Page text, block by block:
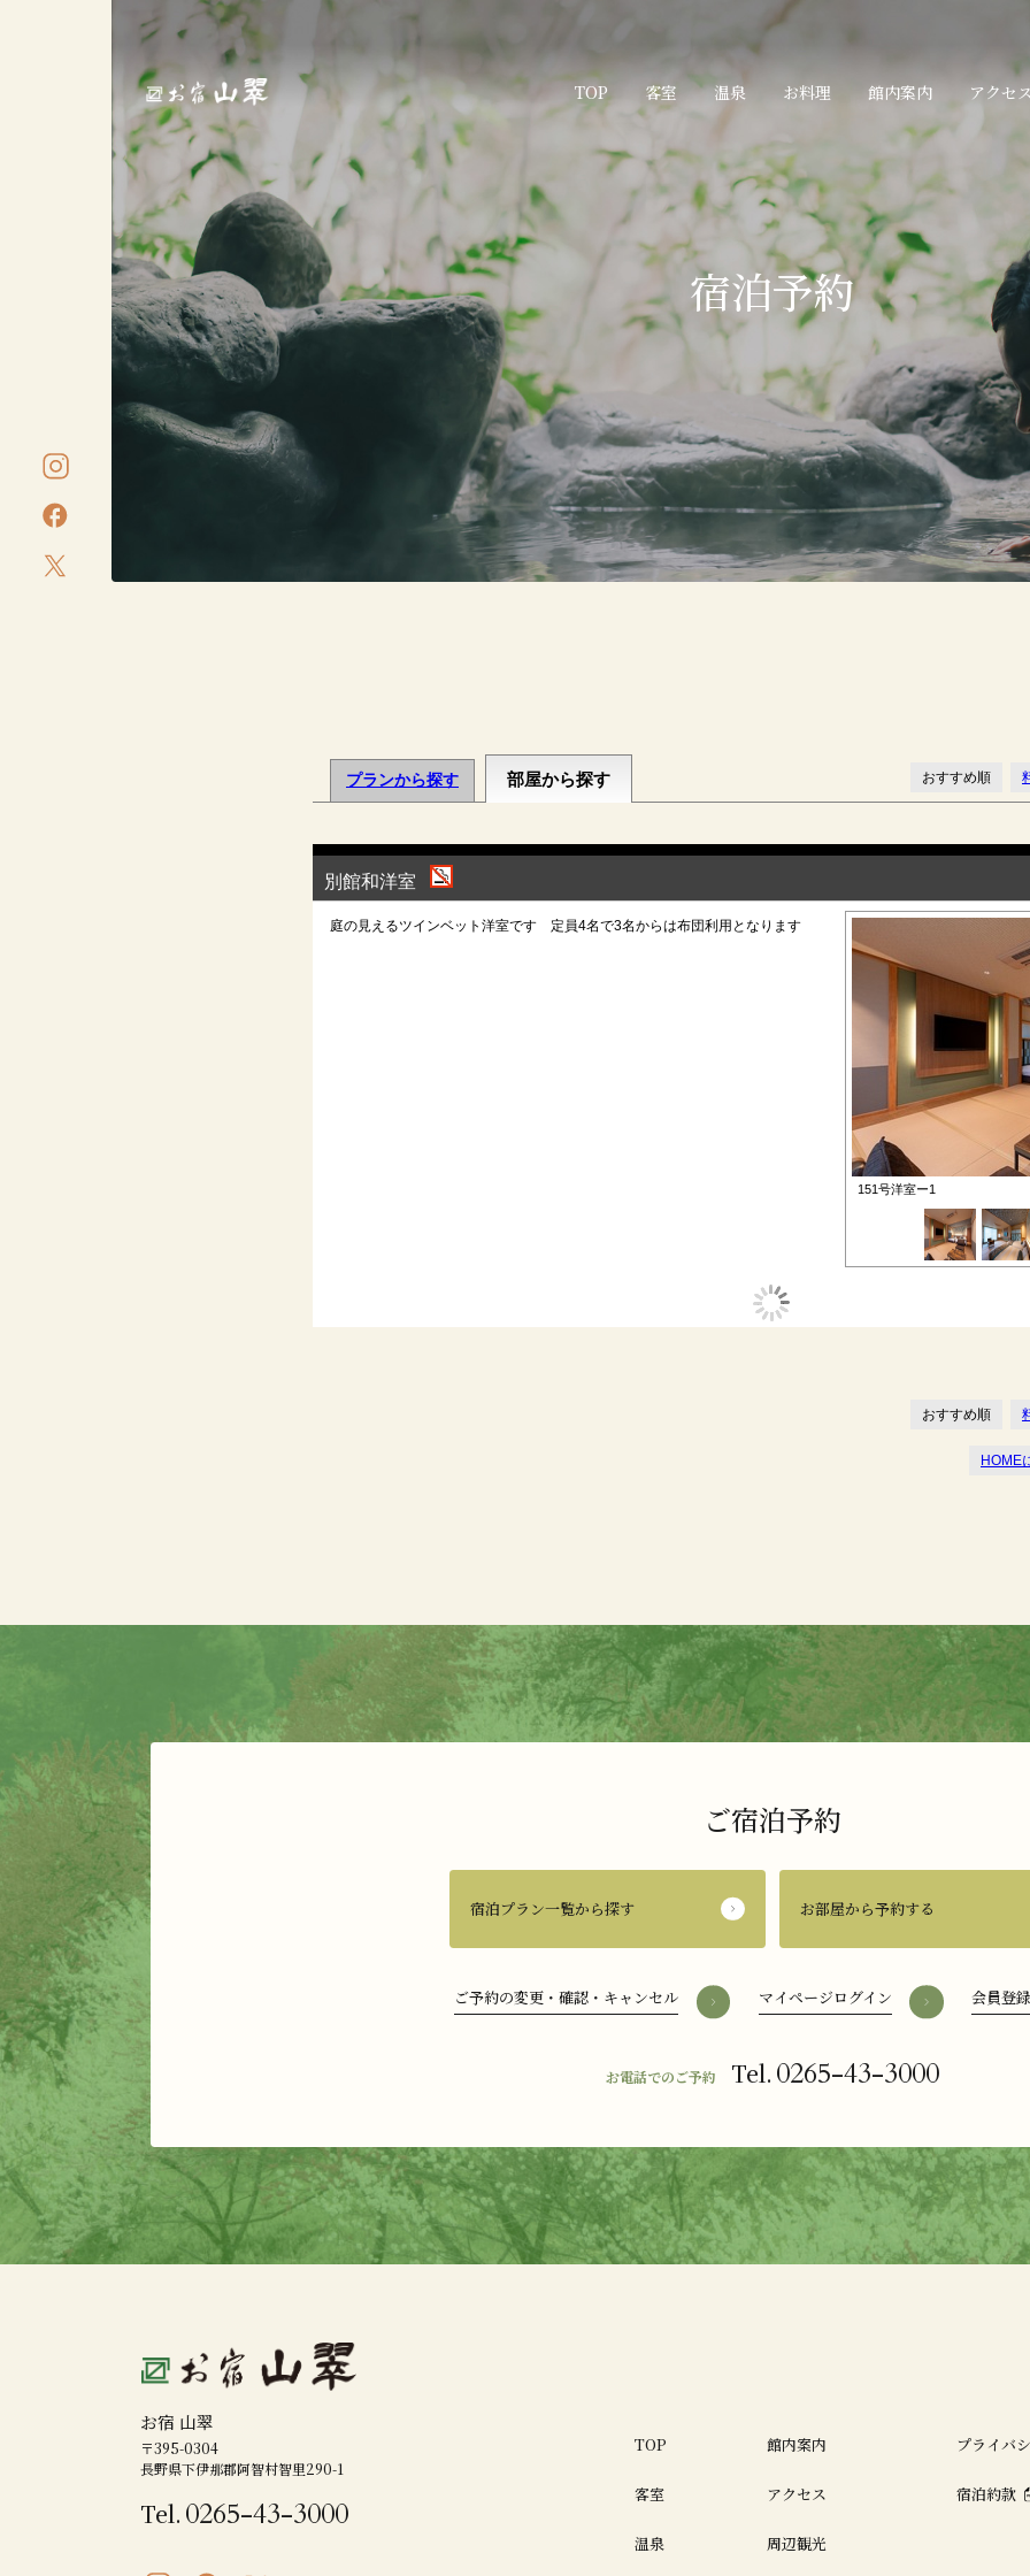
TOP 客室 温泉 お料理 館内案内 アクセ
宿泊予約
公式Instagramを開く
公式Facebookを開く
公式Xを開く
プランから探す 部屋から探す おすすめ順
別館和洋室
庭の見えるツインベット洋室です 定員4名で3名からは布団利用となります
151号洋室ー1
おすすめ順
HOME
⁩ご宿泊予約
宿泊プラン一覧から探す お部屋から予約する
ご予約の変更・確認・キャンセル マイページログイン 会員登
お電話でのご予約 Tel. 0265-43-3000
お宿 山翠
〒395-0304
長野県下伊那郡阿智村智里290-1
Tel. 0265-43-3000
TOP
客室
温泉
館内案内
アクセス
周辺観光
プライバ
宿泊約款